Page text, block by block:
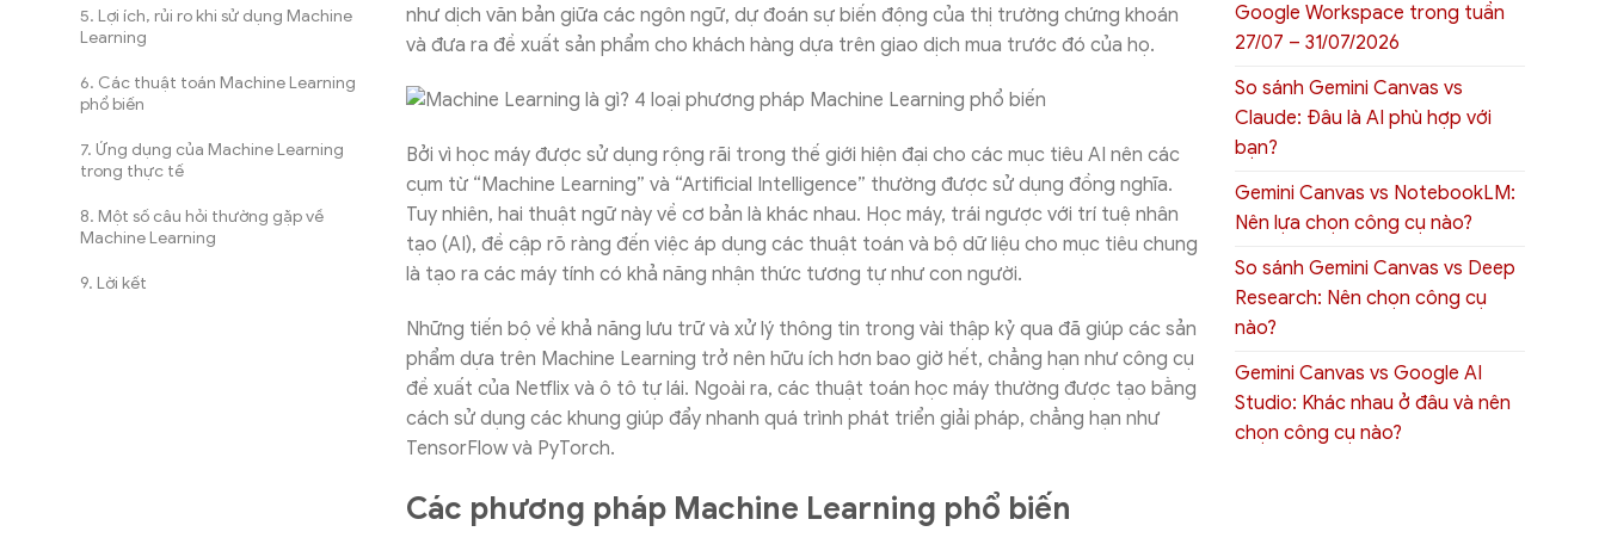
Lợi ích, rủi ro khi sử dụng Machine
Learning
Các thuật toán Machine Learning
phổ biến
Ứng dụng của Machine Learning
trong thực tế
Một số câu hỏi thường gặp về
Machine Learning
Lời kết
như dịch văn bản giữa các ngôn ngữ, dự đoán sự biến động của thị trường chứng khoán
và đưa ra đề xuất sản phẩm cho khách hàng dựa trên giao dịch mua trước đó của họ.
Bởi vì học máy được sử dụng rộng rãi trong thế giới hiện đại cho các mục tiêu AI nên các
cụm từ “Machine Learning” và “Artificial Intelligence” thường được sử dụng đồng nghĩa.
Tuy nhiên, hai thuật ngữ này về cơ bản là khác nhau. Học máy, trái ngược với trí tuệ nhân
tạo (AI), đề cập rõ ràng đến việc áp dụng các thuật toán và bộ dữ liệu cho mục tiêu chung
là tạo ra các máy tính có khả năng nhận thức tương tự như con người.
Những tiến bộ về khả năng lưu trữ và xử lý thông tin trong vài thập kỷ qua đã giúp các sản
phẩm dựa trên Machine Learning trở nên hữu ích hơn bao giờ hết, chẳng hạn như công cụ
đề xuất của Netflix và ô tô tự lái. Ngoài ra, các thuật toán học máy thường được tạo bằng
cách sử dụng các khung giúp đẩy nhanh quá trình phát triển giải pháp, chẳng hạn như
TensorFlow và PyTorch.
Các phương pháp Machine Learning phổ biến
Google Workspace trong tuần
27/07 – 31/07/2026
So sánh Gemini Canvas vs
Claude: Đâu là AI phù hợp với
bạn?
Gemini Canvas vs NotebookLM:
Nên lựa chọn công cụ nào?
So sánh Gemini Canvas vs Deep
Research: Nên chọn công cụ
nào?
Gemini Canvas vs Google AI
Studio: Khác nhau ở đâu và nên
chọn công cụ nào?